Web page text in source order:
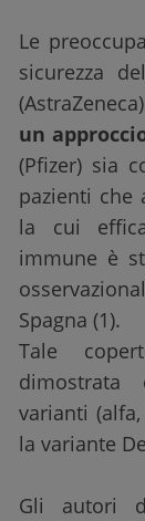
Le
sicurezza
un
(Pfizer) sia
pazienti che
la cui
immune è
Spagna (1).
Tale
varianti
la variante
Gli autori